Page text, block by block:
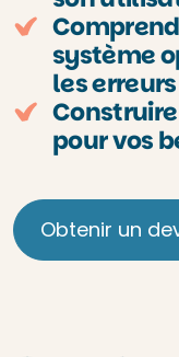
système
les
pour vos
Obtenir un